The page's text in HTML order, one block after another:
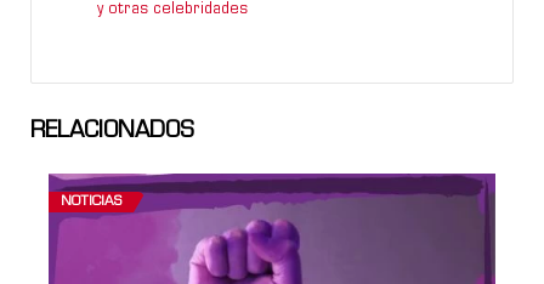
y otras celebridades
RELACIONADOS
NOTICIAS